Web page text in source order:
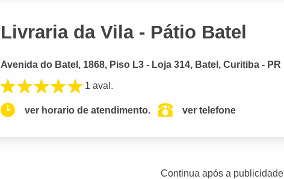
Livraria da Vila - Pátio Batel
Avenida do Batel, 1868, Piso L3 - Loja 314, Batel, Curitiba - PR
1 aval.
ver horario de atendimento. ver telefone
Continua após a publicidade